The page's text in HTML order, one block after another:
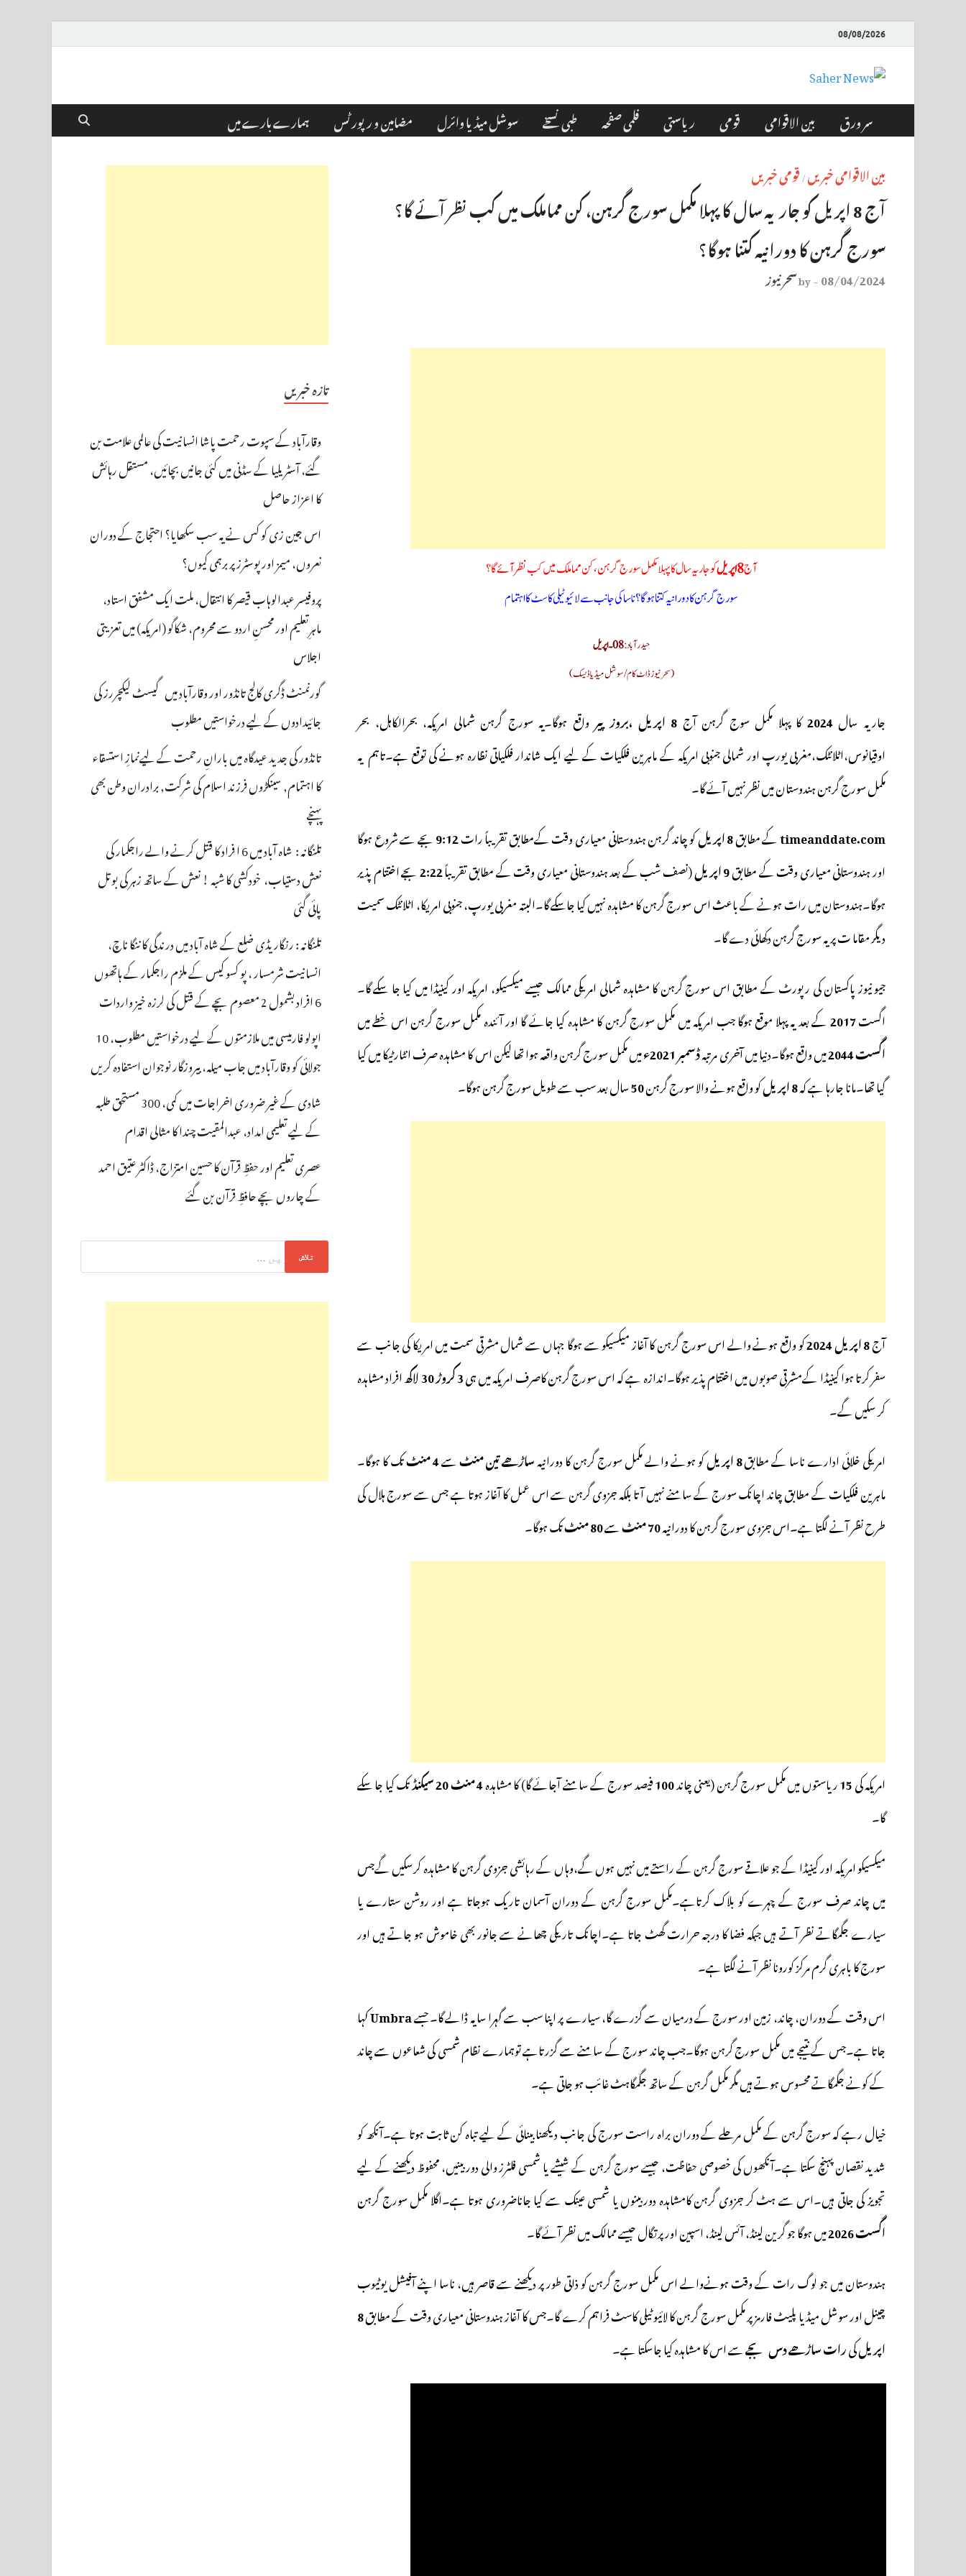
08/08/2026
سر ورق بین الاقوامی قومی ریاستی فلمی صفحہ طبی نسخے سوشل میڈیا وائرل مضامین و رپورٹس
ہمارے بارے میں
بین الاقوامی خبریں / قومی خبریں
آج 8 اپریل کو جاریہ سال کا پہلا مکمل سورج گرہن، کن مماملک میں کب نظر آئے گا؟
سورج گرہن کا دورانیہ کتنا ہوگا؟
08/04/2024
-
byسحر نیوز
آج8 اپریل
کو جاریہ سال کا پہلا مکمل سورج گرہن، کن مماملک میں کب نظر آئے گا؟
سورج گرہن کا دورانیہ کتنا ہوگا؟ ناسا کی جانب سے لائیو ٹیلی کاسٹ کا اہتمام
حیدرآباد:
(سحر نیوز ڈاٹ کام/سوشل میڈیا ڈیسک)
جاریہ سال2024کا پہلا مکمل سوج گرہن آج 8 اپریل ،بروز پیر
واقع ہوگا۔یہ سورج گرہن شمالی امریکہ، بحرالکاہل، بحر
اوقیانوس،اٹلانٹک،مغربی یورپ اور شمالی جنوبی امریکہ کے ماہرین فلکیات کے لیے ایک شاندار فلکیاتی نظارہ ہونے کی توقع ہے۔تاہم یہ
مکمل سورج گرہن ہندوستان میں نظر نہیں آئے گا۔
timeanddate.comکے مطابق8 اپریل کو چاند گرہن ہندوستانی معیاری وقت کےمطابق تقریباً رات9:12بجے سے شروع ہوگا
اور ہندوستانی معیاری وقت کے مطابق9 اپریل (نصف شب کے بعد ہندوستانی معیاری وقت کے مطابق تقریباً2:22بجے اختتام پذیر
ہوگا۔ہندوستان میں رات ہونے کے باعث اس سورج گرہن کا مشاہدہ نہیں کیا جاسکے گا۔البتہ مغربی یورپ، جنوبی امریکا، اٹلانٹک سمیت
دیگر مقاما ت پر یہ سورج گرہن دکھائی دے گا۔
جیو نیوز پاکستان کی رپورٹ کے مطابق اس سورج گرہن کا مشاہدہ شمالی امریکی ممالک جیسے میکسیکو، امریکہ اور کینیڈا میں کیا جا سکے گا۔
اگست2017کے بعد یہ پہلا موقع ہوگا جب امریکہ میں مکمل سورج گرہن کا مشاہدہ کیا جائے گا اور آئندہ مکمل سورج گرہن اس خطے میں
اگست 2044
میں واقع ہوگا۔دنیا میں آخری مرتبہڈسمبر 2021ء
میں مکمل سورج گرہن واقعہ ہوا تھا لیکن اس کا مشاہدہ صرف انٹارٹیکا میں کیا
گیا تھا۔مانا جارہا ہے کہ8 اپریل کو واقع ہونے والا سورج گرہن50سال بعد سب سے طویل سورج گرہن ہوگا۔
آج8 اپریل 2024
کو واقع ہونے والے اس سورج گرہن کا آغاز میکسیکو سے ہوگا جہاں سے شمال مشرقی سمت میں امریکا کی جانب سے
سفر کرتا ہوا کینیڈا کےمشرقی صوبوں میں اختتام پذیر ہوگا۔اندازہ ہے کہ اس سورج گرہن کاصرف امریکہ میں ہی3 کروڑ 30 لاکھ
افراد مشاہدہ
کر سکیں گے۔
امریکی خلائی ادارے ناسا کے مطابق8 اپریل کو ہونے والے مکمل سورج گرہن کا دورانیہساڑھے تین منٹسے4 منٹ
تک کا ہوگا۔
ماہرین فلکیات کے مطابق چاند اچانک سورج کے سامنے نہیں آتا بلکہ جزوی گرہن سے اس عمل کا آغاز ہوتا ہے جس سے سورج ہلال کی
طرح نظر آنے لگتا ہے۔اس جزوی سورج گرہن کا دورانیہ70منٹسے80 منٹ تک ہوگا۔
امریکہ کی15ریاستوں میں مکمل سورج گرہن (یعنی چاند100فیصد سورج کے سامنے آجائے گا) کا مشاہدہ4 منٹ 20 سیکنڈ
تک کیا جا سکے
گا۔
میکسیکو امریکہ اور کینیڈا کے جو علاقے سورج گرہن کے راستے میں نہیں ہوں گے،وہاں کے رہائشی جزوی گرہن کا مشاہدہ کرسکیں گےجس
میں چاند صرف سورج کے چہرے کو بلاک کرتاہے۔مکمل سورج گرہن کے دوران آسمان تاریک ہوجاتا ہے اور روشن ستارے یا
سیارے جگمگاتے نظر آتے ہیں جبکہ فضا کا درجہ حرارت گھٹ جاتا ہے۔اچانک تاریکی چھانے سے جانور بھی خاموش ہو جاتے ہیں اور
سورج کا باہری گرم مرکز کورونا نظر آنے لگتا ہے۔
اس وقت کے دوران، چاند، زمین اور سورج کے درمیان سے گزرے گا، سیارے پر اپنا سب سے گہرا سایہ ڈالے گا۔ جسےUmbraکہا
جاتا ہے۔جس کے نتیجے میں مکمل سورج گرہن ہوگا۔جب چاند سورج کے سامنے سے گزرتاہے توہمارے نظام شمسی کی شعاعوں سے چاند
کے کونے جگمگاتے محسوس ہوتے ہیں مگر مکمل گرہن کے ساتھ جگمگاہٹ غائب ہو جاتی ہے۔
خیال رہے کہ سورج گرہن کے مکمل مرحلے کے دوران براہ راست سورج کی جانب دیکھنا بینائی کے لیے تباہ کن ثابت ہوتا ہے۔آنکھ کو
شدید نقصان پہنچ سکتا ہے۔آنکھوں کی خصوصی حفاظت، جیسے سورج گرہن کے شیشے یا شمسی فلٹرز والی دوربینیں، محفوظ دیکھنے کے لیے
تجویز کی جاتی ہیں۔اس سے ہٹ کر جزوی گرہن کامشاہدہ دوربینوں یا شمسی عینک سے کیا جاناضروری ہوتا ہے۔اگلا مکمل سورج گرہن
اگست 2026
میں ہوگا جو گرین لینڈ، آئس لینڈ، اسپین اور پرتگال جیسے ممالک میں نظر آئے گا۔
ہندوستان میں جو لوگ رات کے وقت ہونےوالے اس مکمل سورج گرہن کو ذاتی طور پر دیکھنے سے قاصر ہیں، ناسا اپنے آفیشل یوٹیوب
چینل اور سوشل میڈیا پلیٹ فارمز پر مکمل سورج گرہن کا لائیو ٹیلی کاسٹ فراہم کرے گا۔جس کا آغاز ہندوستانی معیاری وقت کے مطابق8
اپریلکیرات ساڑھے دس بجےسے اس کا مشاہدہ کیا جاسکتا ہے۔
تازہ خبریں
وقارآباد کے سپوت رحمت پاشا انسانیت کی عالمی علامت بن
گئے، آسٹریلیا کے سڈنی میں کئی جانیں بچائیں، مستقل رہائش
کا اعزاز حاصل
اس جین زی کو کس نے یہ سب سکھایا؟ احتجاج کے دوران
نعروں، میمز اور پوسٹرز پر برہمی کیوں؟
پروفیسر عبدالوہاب قیصر کا انتقال، ملت ایک مشفق استاد،
ماہرِتعلیم اور محسنِ اردو سے محروم، شکاگو (امریکہ) میں تعزیتی
اجلاس
گورنمنٹ ڈگری کالج تانڈور اور وقارآباد میں گیسٹ لیکچررز کی
جائیدادوں کے لیے درخواستیں مطلوب
تانڈور کی جدید عیدگاہ میں بارانِ رحمت کے لیےنمازِ استسقاء
کا اہتمام, سینکڑوں فرزند اسلام کی شرکت, برادران وطن بھی
پہنچے
تلنگانہ : شاہ آباد میں 6 ا فراد کا قتل کرنے والے راجکمار کی
نعش دستیاب، خودکشی کا شبہ ! نعش کے ساتھ زہر کی بوتل
پائی گئی
تلنگانہ : رنگاریڈی ضلع کے شاہ آباد میں درندگی کا ننگا ناچ،
انسانیت شرمسار ، پو کسو کیس کے ملزم راجکمار کے ہاتھوں
6 افراد بشمول 2 معصوم بچے کے قتل کی لرزہ خیز واردات
اپولو فارمیسی میں ملازمتوں کے لیے درخواستیں مطلوب، 10
جولائی کو وقارآباد میں جاب میلہ، بیروزگار نوجوان استفادہ کریں
شادی کے غیر ضروری اخراجات میں کمی، 300 مستحق طلبہ
کے لیے تعلیمی امداد، عبدالمقیت چندا کا مثالی اقدام
عصری تعلیم اور حفظِ قرآن کا حسین امتزاج، ڈاکٹر عتیق احمد
کے چاروں بچے حافظِ قرآن بن گئے